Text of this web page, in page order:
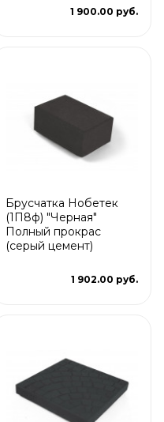
1 900.00 руб.
Брусчатка Нобетек
(1П8ф) "Черная"
Полный прокрас
(серый цемент)
1 902.00 руб.